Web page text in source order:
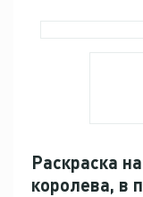
Раскраска
королева, в